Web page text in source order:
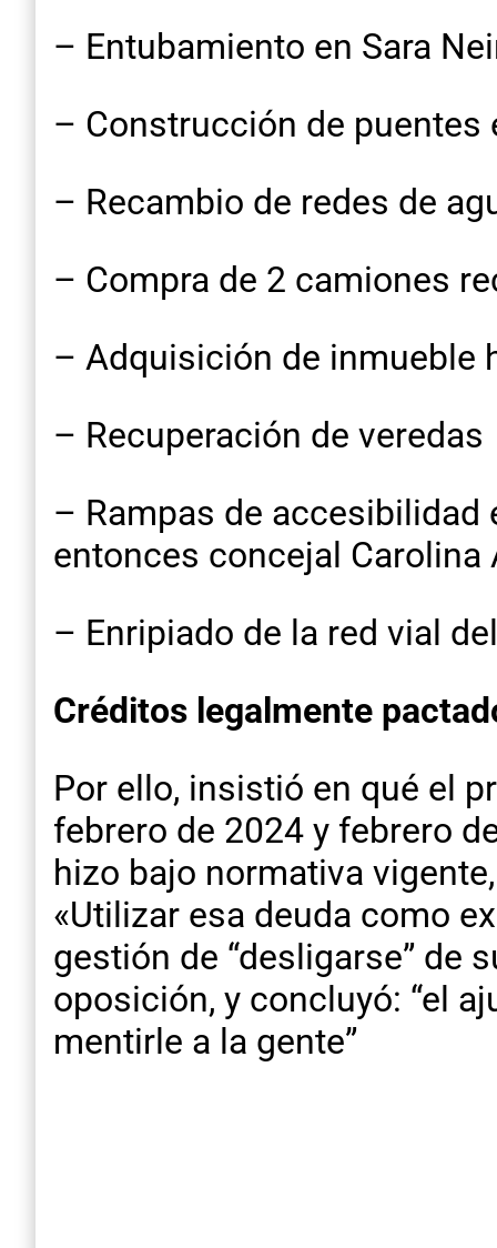
– Entubamiento en Sara
– Construcción de puentes
– Recambio de redes de
– Compra de 2 camiones
– Adquisición de inmueble
– Recuperación de veredas
– Rampas de
entonces concejal Carolina
– Enripiado de la red vial
Créditos legalmente
Por ello, insistió en qué el
febrero de 2024 y febrero
hizo bajo normativa
«Utilizar esa deuda como
gestión de “desligarse” de
oposición, y concluyó: “el
mentirle a la gente”